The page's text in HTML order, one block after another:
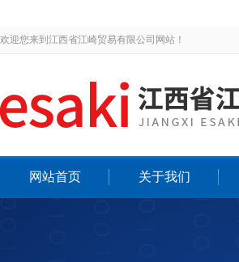
欢迎您来到江西省江崎贸易有限公司网站！
网站首页 关于我们